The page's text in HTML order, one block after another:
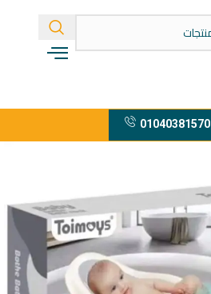
01040381570